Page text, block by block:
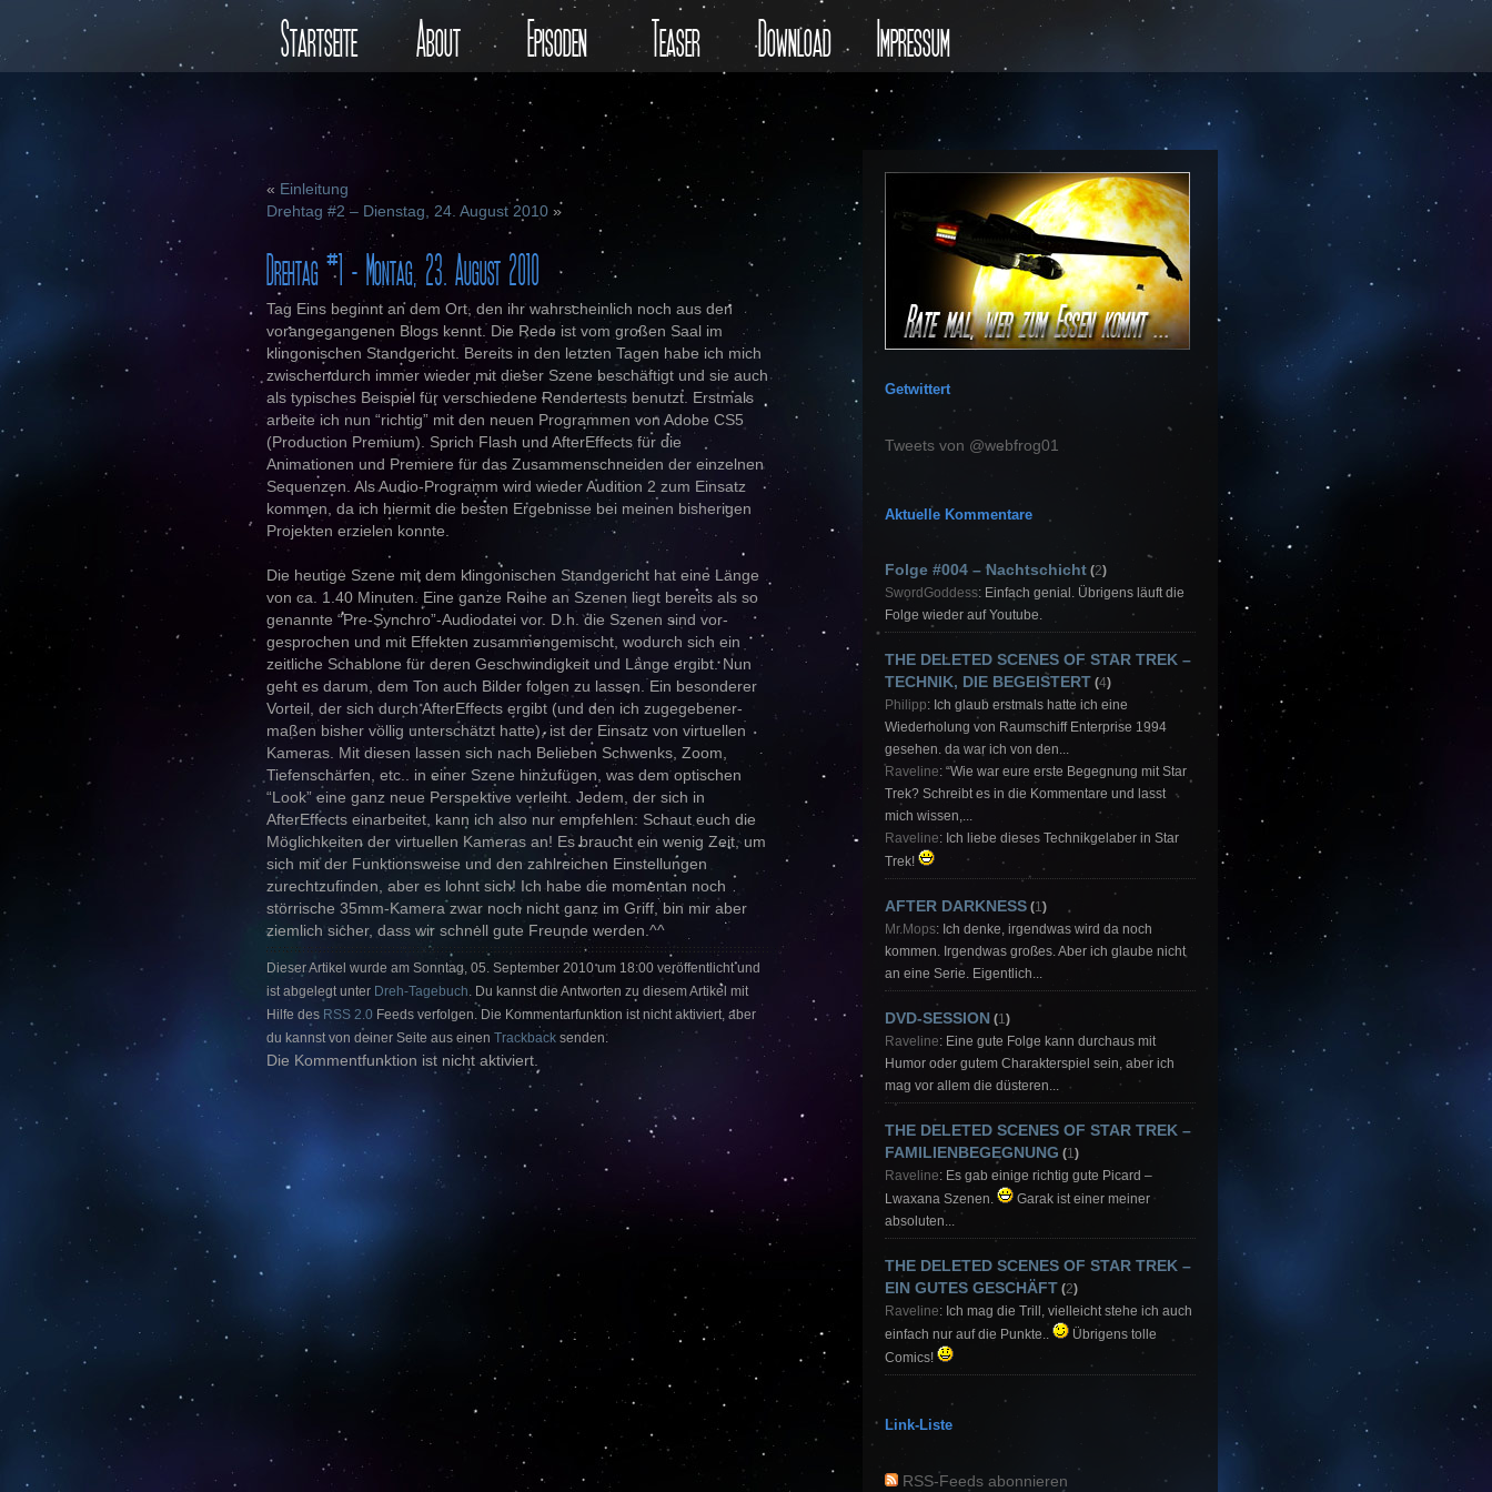
Startseite About Episoden Teaser Download Impressum
« Einleitung
Drehtag #2 – Dienstag, 24. August 2010 »
Drehtag #1 – Montag, 23. August 2010
Tag Eins beginnt an dem Ort, den ihr wahrscheinlich noch aus den
vorangegangenen Blogs kennt. Die Rede ist vom großen Saal im
klingonischen Standgericht. Bereits in den letzten Tagen habe ich mich
zwischendurch immer wieder mit dieser Szene beschäftigt und sie auch
als typisches Beispiel für verschiedene Rendertests benutzt. Erstmals
arbeite ich nun “richtig” mit den neuen Programmen von Adobe CS5
(Production Premium). Sprich Flash und AfterEffects für die
Animationen und Premiere für das Zusammenschneiden der einzelnen
Sequenzen. Als Audio-Programm wird wieder Audition 2 zum Einsatz
kommen, da ich hiermit die besten Ergebnisse bei meinen bisherigen
Projekten erzielen konnte.
Die heutige Szene mit dem klingonischen Standgericht hat eine Länge
von ca. 1.40 Minuten. Eine ganze Reihe an Szenen liegt bereits als so
genannte “Pre-Synchro”-Audiodatei vor. D.h. die Szenen sind vor-
gesprochen und mit Effekten zusammengemischt, wodurch sich ein
zeitliche Schablone für deren Geschwindigkeit und Länge ergibt. Nun
geht es darum, dem Ton auch Bilder folgen zu lassen. Ein besonderer
Vorteil, der sich durch AfterEffects ergibt (und den ich zugegebener-
maßen bisher völlig unterschätzt hatte), ist der Einsatz von virtuellen
Kameras. Mit diesen lassen sich nach Belieben Schwenks, Zoom,
Tiefenschärfen, etc.. in einer Szene hinzufügen, was dem optischen
“Look” eine ganz neue Perspektive verleiht. Jedem, der sich in
AfterEffects einarbeitet, kann ich also nur empfehlen: Schaut euch die
Möglichkeiten der virtuellen Kameras an! Es braucht ein wenig Zeit, um
sich mit der Funktionsweise und den zahlreichen Einstellungen
zurechtzufinden, aber es lohnt sich! Ich habe die momentan noch
störrische 35mm-Kamera zwar noch nicht ganz im Griff, bin mir aber
ziemlich sicher, dass wir schnell gute Freunde werden.^^
Dieser Artikel wurde am Sonntag, 05. September 2010 um 18:00 veröffentlicht und
ist abgelegt unter Dreh-Tagebuch. Du kannst die Antworten zu diesem Artikel mit
Hilfe des RSS 2.0 Feeds verfolgen. Die Kommentarfunktion ist nicht aktiviert, aber
du kannst von deiner Seite aus einen Trackback senden.
Die Kommentfunktion ist nicht aktiviert.
Getwittert
Tweets von @webfrog01
Aktuelle Kommentare
Folge #004 – Nachtschicht (2)
SwordGoddess: Einfach genial. Übrigens läuft die
Folge wieder auf Youtube.
THE DELETED SCENES OF STAR TREK –
TECHNIK, DIE BEGEISTERT (4)
Philipp: Ich glaub erstmals hatte ich eine
Wiederholung von Raumschiff Enterprise 1994
gesehen. da war ich von den...
Raveline: “Wie war eure erste Begegnung mit Star
Trek? Schreibt es in die Kommentare und lasst
mich wissen,...
Raveline: Ich liebe dieses Technikgelaber in Star
Trek!
AFTER DARKNESS (1 )
Mr.Mops: Ich denke, irgendwas wird da noch
kommen. Irgendwas großes. Aber ich glaube nicht
an eine Serie. Eigentlich...
DVD-SESSION (1 )
Raveline: Eine gute Folge kann durchaus mit
Humor oder gutem Charakterspiel sein, aber ich
mag vor allem die düsteren...
THE DELETED SCENES OF STAR TREK –
FAMILIENBEGEGNUNG (1 )
Raveline: Es gab einige richtig gute Picard –
Lwaxana Szenen.
Garak ist einer meiner
absoluten...
THE DELETED SCENES OF STAR TREK –
EIN GUTES GESCHÄFT (2)
Raveline: Ich mag die Trill, vielleicht stehe ich auch
einfach nur auf die Punkte..
Übrigens tolle
Comics!
Link-Liste
RSS-Feeds abonnieren